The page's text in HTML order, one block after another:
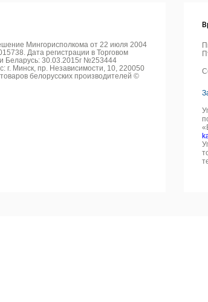
Мингорисполкома от 22 июля 2004
Дата регистрации в Торговом
Беларусь: 30.03.2015г №253444
г. Минск, пр. Независимости, 10, 220050
белорусских производителей ©